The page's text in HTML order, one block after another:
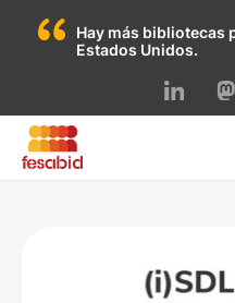
Hay más bibliotecas
Estados Unidos.